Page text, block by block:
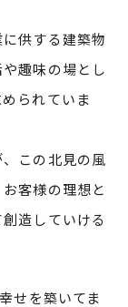
供する建築物
趣味の場とし
られていま
この北見の風
客様の理想と
造していける
せを築いてま